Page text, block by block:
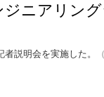
ジニアリン
説明会を実施した。